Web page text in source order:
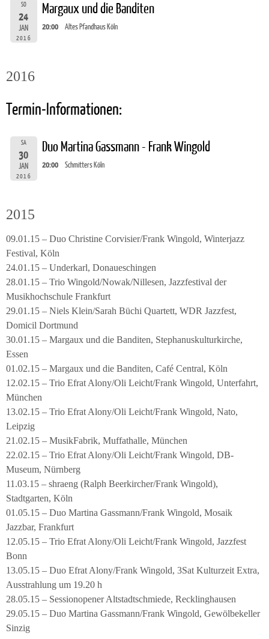
SO
24
JAN
2016
Margaux und die Banditen
20:00 Altes Pfandhaus Köln
2016
Termin-Informationen:
SA
30
JAN
2016
Duo Martina Gassmann - Frank Wingold
20:00 Schmitters Köln
2015
09.01.15 – Duo Christine Corvisier/Frank Wingold, Winterjazz
Festival, Köln
24.01.15 – Underkarl, Donaueschingen
28.01.15 – Trio Wingold/Nowak/Nillesen, Jazzfestival der
Musikhochschule Frankfurt
29.01.15 – Niels Klein/Sarah Büchi Quartett, WDR Jazzfest,
Domicil Dortmund
30.01.15 – Margaux und die Banditen, Stephanuskulturkirche,
Essen
01.02.15 – Margaux und die Banditen, Café Central, Köln
12.02.15 – Trio Efrat Alony/Oli Leicht/Frank Wingold, Unterfahrt,
München
13.02.15 – Trio Efrat Alony/Oli Leicht/Frank Wingold, Nato,
Leipzig
21.02.15 – MusikFabrik, Muffathalle, München
22.02.15 – Trio Efrat Alony/Oli Leicht/Frank Wingold, DB-
Museum, Nürnberg
11.03.15 – shraeng (Ralph Beerkircher/Frank Wingold),
Stadtgarten, Köln
01.05.15 – Duo Martina Gassmann/Frank Wingold, Mosaik
Jazzbar, Frankfurt
12.05.15 – Trio Efrat Alony/Oli Leicht/Frank Wingold, Jazzfest
Bonn
13.05.15 – Duo Efrat Alony/Frank Wingold, 3Sat Kulturzeit Extra,
Ausstrahlung um 19.20 h
28.05.15 – Sessionopener Altstadtschmiede, Recklinghausen
29.05.15 – Duo Martina Gassmann/Frank Wingold, Gewölbekeller
Sinzig